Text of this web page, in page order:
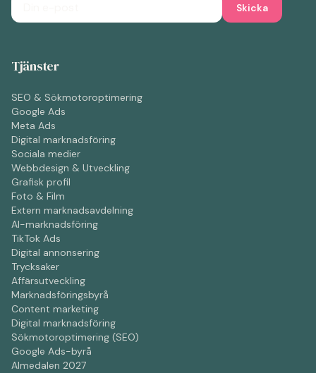
Skicka
Tjänster
SEO & Sökmotoroptimering
Google Ads
Meta Ads
Digital marknadsföring
Sociala medier
Webbdesign & Utveckling
Grafisk profil
Foto & Film
Extern marknadsavdelning
AI-marknadsföring
TikTok Ads
Digital annonsering
Trycksaker
Affärsutveckling
Marknadsföringsbyrå
Content marketing
Digital marknadsföring
Sökmotoroptimering (SEO)
Google Ads-byrå
Almedalen 2027